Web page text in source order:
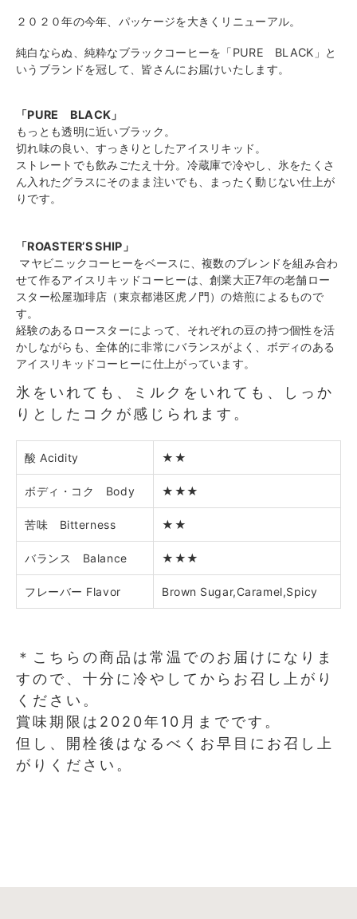
２０２０年の今年、パッケージを大きくリニューアル。
純白ならぬ、純粋なブラックコーヒーを「PURE BLACK」と
いうブランドを冠して、皆さんにお届けいたします。
「PURE BLACK」
もっとも透明に近いブラック。
切れ味の良い、すっきりとしたアイスリキッド。
ストレートでも飲みごたえ十分。冷蔵庫で冷やし、氷をたくさ
ん入れたグラスにそのまま注いでも、まったく動じない仕上が
りです。
「ROASTER’S SHIP」
マヤビニックコーヒーをベースに、複数のブレンドを組み合わ
せて作るアイスリキッドコーヒーは、創業大正7年の老舗ロー
スター松屋珈琲店（東京都港区虎ノ門）の焙煎によるもので
す。
経験のあるロースターによって、それぞれの豆の持つ個性を活
かしながらも、全体的に非常にバランスがよく、ボディのある
アイスリキッドコーヒーに仕上がっています。
氷をいれても、ミルクをいれても、しっか
りとしたコクが感じられます。
酸 Acidity ★★
ボディ・コク Body ★★★
苦味 Bitterness ★★
バランス Balance ★★★
フレーバー Flavor Brown Sugar,Caramel,Spicy
＊こちらの商品は常温でのお届けになりま
すので、十分に冷やしてからお召し上がり
ください。
賞味期限は2020年10月までです。
但し、開栓後はなるべくお早目にお召し上
がりください。